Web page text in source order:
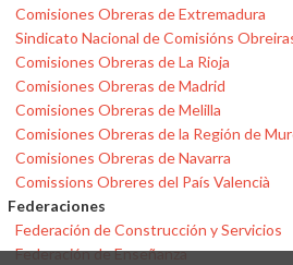
Comisiones Obreras de Extremadura
Sindicato Nacional de Comisións
Comisiones Obreras de La Rioja
Comisiones Obreras de Madrid
Comisiones Obreras de Melilla
Comisiones Obreras de la Región de
Comisiones Obreras de Navarra
Comissions Obreres del País Valencià
Federaciones
Federación de Construcción y Servicios
Federación de Enseñanza